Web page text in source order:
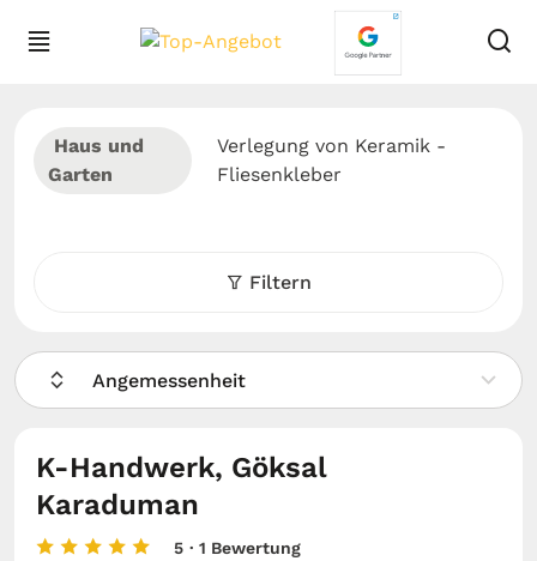
Haus und
Garten
Verlegung von Keramik -
Fliesenkleber
Filtern
Angemessenheit
K-Handwerk, Göksal
Karaduman
5 · 1 Bewertung